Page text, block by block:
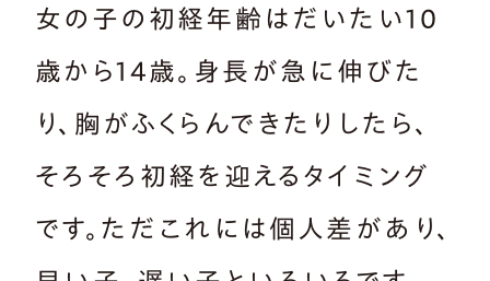
女の子の初経年齢はだいたい10
歳から14歳。身長が急に伸びた
り、胸がふくらんできたりしたら、
そろそろ初経を迎えるタイミング
です。ただこれには個人差があり、